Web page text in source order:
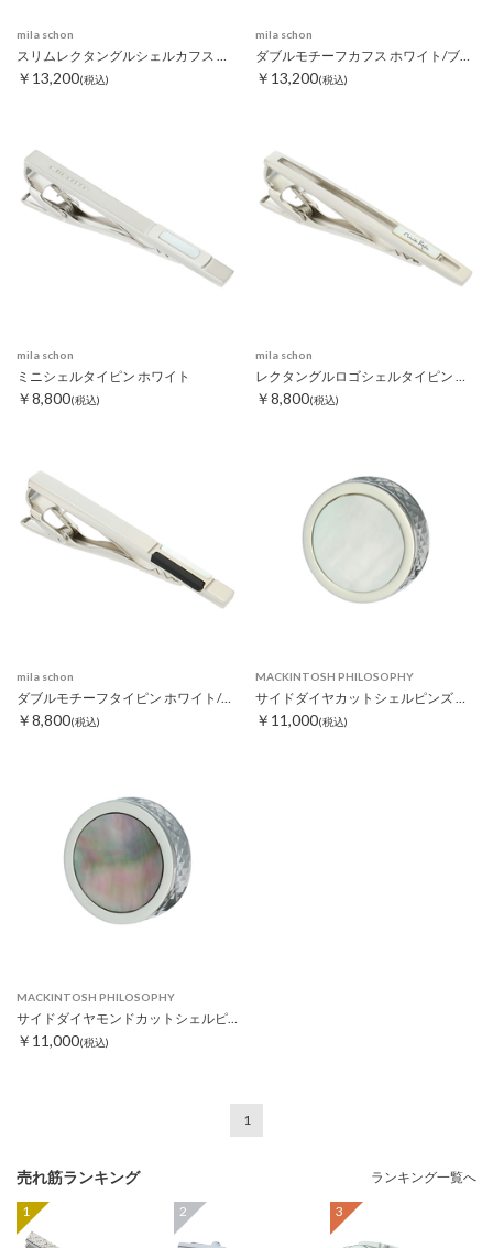
mila schon
￥13,200(税込)
mila schon
ダブルモチーフカフス ホワイト/ブラック
￥13,200(税込)
mila schon
ミニシェルタイピン ホワイト
￥8,800(税込)
mila schon
レクタングルロゴシェルタイピン ホワイト
￥8,800(税込)
mila schon
ダブルモチーフタイピン ホワイト/ブラック
￥8,800(税込)
MACKINTOSH PHILOSOPHY
￥11,000(税込)
MACKINTOSH PHILOSOPHY
サイドダイヤモンドカットシェルピンズ ブラック
￥11,000(税込)
1
売れ筋ランキング ランキング一覧へ
1 2 3